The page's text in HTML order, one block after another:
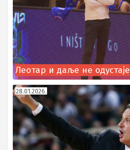
Леотар и даље не одустаје
28.01.2026.